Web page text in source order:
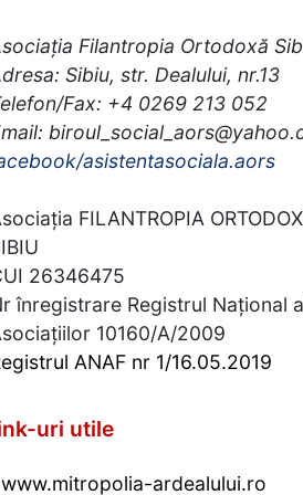
Filantropia Ortodoxă
Sibiu, str. Dealului, nr.13
Fax: +4 0269 213 052
asistentasociala.aors
FILANTROPIA
26346475
înregistrare Registrul Național
10160/A/2009
ANAF nr 1/16.05.2019
uri utile
www.mitropolia-ardealului.ro